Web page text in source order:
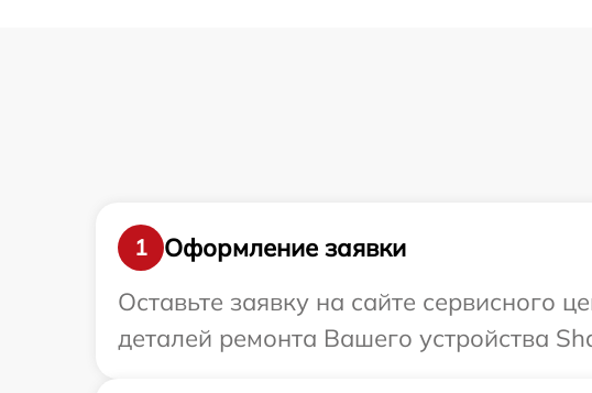
1
Оформление заявки
Оставьте заявку на сайте сервисного
деталей ремонта Вашего устройства